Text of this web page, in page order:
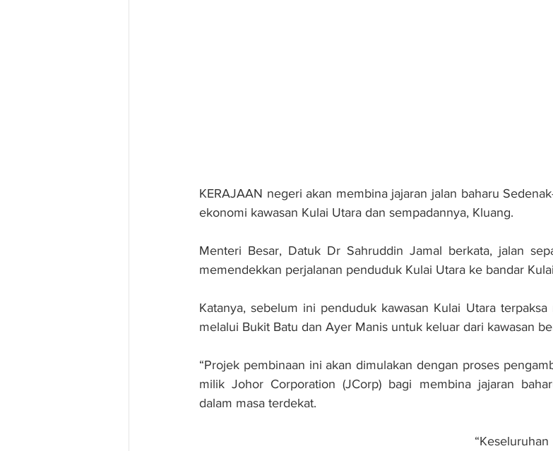
KERAJAAN negeri akan membina jajaran jalan baharu
ekonomi kawasan Kulai Utara dan sempadannya, Kluang.
Menteri Besar, Datuk Dr Sahruddin Jamal berkata, jalan
memendekkan perjalanan penduduk Kulai Utara ke bandar
Katanya, sebelum ini penduduk kawasan Kulai Utara
melalui Bukit Batu dan Ayer Manis untuk keluar dari kawasan
“Projek pembinaan ini akan dimulakan dengan proses
milik Johor Corporation (JCorp) bagi membina jajaran
dalam masa terdekat.